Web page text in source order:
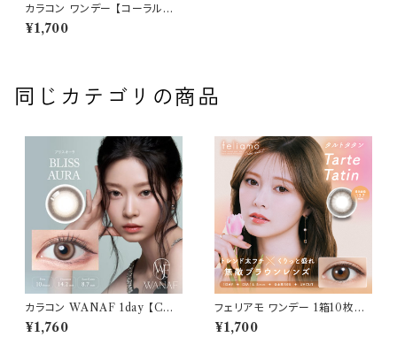
カラコン ワンデー 【コーラルチ
ーク】アンヴィ ワンデー 1箱10
枚 14.0mm 黒木メイサ 度なし
¥1,700
同じカテゴリの商品
カラコン WANAF 1day 【COL
OR：ブリスオーラ】1箱 10枚入
ワナフ ワンデー キムミンジュ K
¥1,760
フェリアモ ワンデー 1箱10枚入
り【COLOR：タルトタタン】 白石
麻衣（まいやん） イメージモデ
¥1,700